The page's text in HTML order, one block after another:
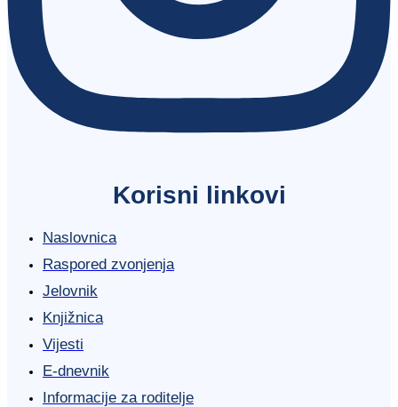
Korisni linkovi
Naslovnica
Raspored zvonjenja
Jelovnik
Knjižnica
Vijesti
E-dnevnik
Informacije za roditelje